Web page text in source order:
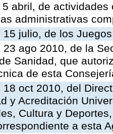
5 abril, de
administrativas
15 julio, de los
23 ago 2010, de la
Sanidad, que
de esta
18 oct 2010, del
y Acreditación
Cultura y
a esta